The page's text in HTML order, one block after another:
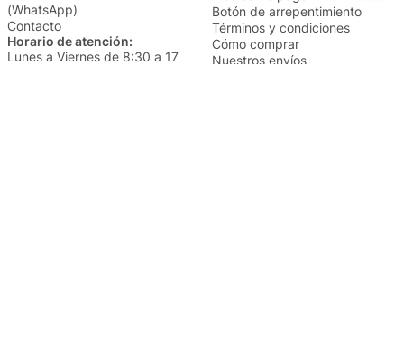
(WhatsApp)
Contacto
Horario de atención:
Lunes a Viernes de 8:30 a 17
Botón de arrepentimiento
Términos y condiciones
Cómo comprar
Nuestros envíos